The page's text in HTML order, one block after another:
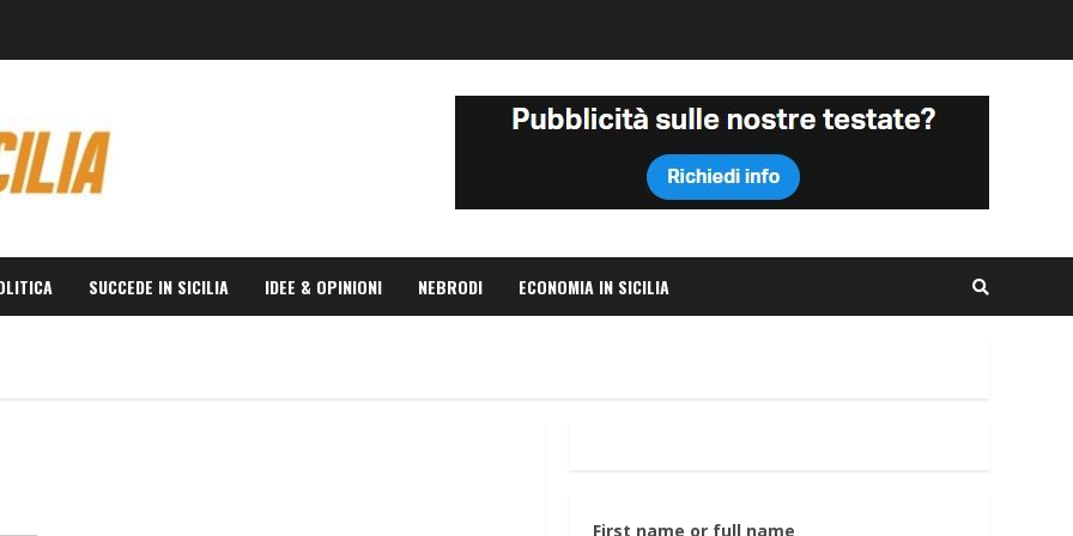
SUCCEDE IN SICILIA IDEE & OPINIONI NEBRODI ECONOMIA IN SICILIA
First name or full name